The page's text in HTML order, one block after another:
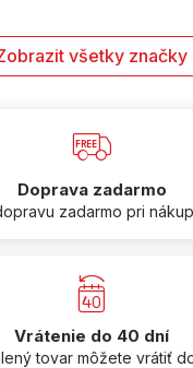
všetky značky
Doprava zadarmo
zadarmo pri
Vrátenie do 40 dní
tovar môžete vrátiť